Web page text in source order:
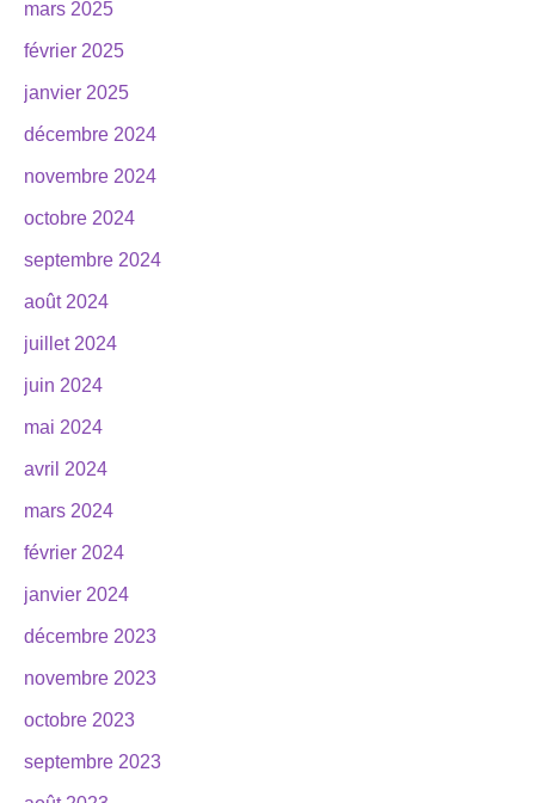
mars 2025
février 2025
janvier 2025
décembre 2024
novembre 2024
octobre 2024
septembre 2024
août 2024
juillet 2024
juin 2024
mai 2024
avril 2024
mars 2024
février 2024
janvier 2024
décembre 2023
novembre 2023
octobre 2023
septembre 2023